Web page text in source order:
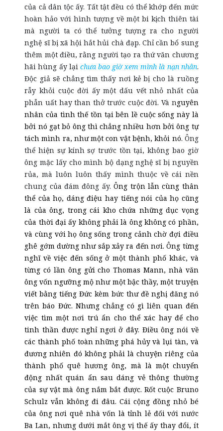
của cả dân tộc ấy. Tất tật đều có thể khớp đến mức
hoàn hảo với hình tượng về một bi kịch thiên tài
mà người ta có thể tưởng tượng ra cho người
nghệ sĩ bị xã hội hắt hủi chà đạp. Chỉ cần bổ sung
thêm một điều, rằng người tạo ra thứ văn chương
hãi hùng ấy lại chưa bao giờ xem mình là nạn nhân.
Độc giả sẽ chẳng tìm thấy nơi kẻ bị cho là ruồng
rẫy khỏi cuộc đời ấy một dấu vết nhỏ nhất của
phẫn uất hay than thở trước cuộc đời. Và nguyên
nhân của tình thế tồn tại bên lề cuộc sống này là
bởi nó gạt bỏ ông thì chẳng nhiều hơn bởi ông tự
tách mình ra, như một con vật bệnh, khỏi nó. Ông
thể hiện sự kính sợ trước tồn tại, không bao giờ
ông mặc lấy cho mình bộ dạng nghệ sĩ bị nguyền
rủa, mà luôn luôn thấy mình thuộc về cái nền
chung của đám đông ấy.Ông trộn lẫn cùng thân
thể của họ, dáng điệu hay tiếng nói của họ cũng
là của ông, trong cái kho chứa những dục vọng
của thời đại ấy không phải là ông không có phần,
và cùng với họ ông sống trong cảnh chờ đợi điều
ghê gớm dường như sắp xảy ra đến nơi. Ông từng
nghĩ về việc đến sống ở một thành phố khác, và
từng có lần ông gửi cho Thomas Mann, nhà văn
ông vốn ngưỡng mộ như một bậc thầy, một truyện
viết bằng tiếng Đức kèm bức thư đề nghị đăng nó
trên báo Đức. Nhưng chẳng có gì liên quan đến
việc tìm một nơi trú ẩn cho thể xác hay để cho
tinh thần được nghỉ ngơi ở đây. Điều ông nói về
các thành phố toàn những phá hủy và lụi tàn, và
đương nhiên đó không phải là chuyện riêng của
thành phố quê hương ông, mà là một chuyển
động nhất quán ẩn sau dáng vẻ thông thường
của sự vật mà ông nắm bắt được. Rốt cuộc Bruno
Schulz vẫn không đi đâu. Cái cộng đồng nhỏ bé
của ông nơi quê nhà vốn là tỉnh lẻ đối với nước
Ba Lan, nhưng dưới mắt ông vị thế ấy thay đổi, ít